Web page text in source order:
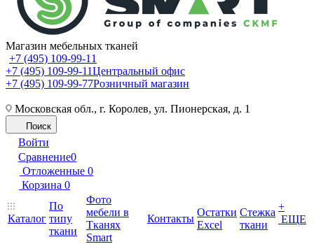
Магазин мебельных тканей
+7 (495) 109-99-11
+7 (495) 109-99-11Центральный офис
+7 (495) 109-99-77Розничный магазин
Московская обл., г. Королев, ул. Пионерская, д. 1
Поиск
Войти
Сравнение0
Отложенные 0
Корзина 0
Каталог
По
типу
ткани
Фото
мебели в
Тканях
Smart
Контакты
Остатки
Excel
Стежка
ткани
+
ЕЩЕ